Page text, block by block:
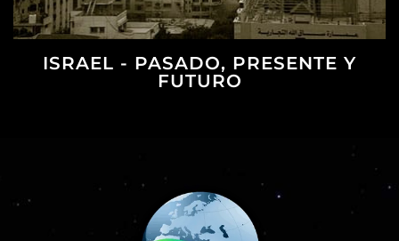
ISRAEL - PASADO, PRESENTE Y
FUTURO